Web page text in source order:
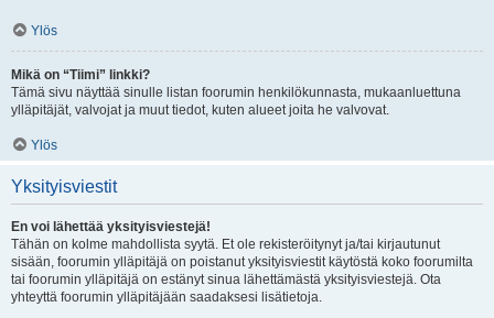
Ylös
Mikä on “Tiimi” linkki?
Tämä sivu näyttää sinulle listan foorumin henkilökunnasta, mukaanluettuna
ylläpitäjät, valvojat ja muut tiedot, kuten alueet joita he valvovat.
Ylös
Yksityisviestit
En voi lähettää yksityisviestejä!
Tähän on kolme mahdollista syytä. Et ole rekisteröitynyt ja/tai kirjautunut
sisään, foorumin ylläpitäjä on poistanut yksityisviestit käytöstä koko foorumilta
tai foorumin ylläpitäjä on estänyt sinua lähettämästä yksityisviestejä. Ota
yhteyttä foorumin ylläpitäjään saadaksesi lisätietoja.